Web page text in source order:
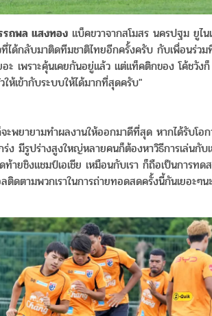
รถพล แสงทอง แบ็คขวาจากสโมสร นครปฐม ยูไน
ได้กลับมาติดทีมชาติไทยอีกครั้งครับ กับเพื่อนร่ว
อะ เพราะคุ้นเคยกันอยู่แล้ว แต่แท็คติกของ โค้ชวังก็
ห้เข้ากับระบบให้ได้มากที่สุดครับ"
ะพยายามทำผลงานให้ออกมาดีที่สุด หากได้รับโอ
ง มีรูปร่างสูงใหญ่หลายคนก็ต้องหาวิธีการเล่นกับ
ท้ายชิงแชมป์เอเชีย เหมือนกับเรา ก็ถือเป็นการทด
ดตามพวกเราในการถ่ายทอดสดครั้งนี้กันเยอะๆน